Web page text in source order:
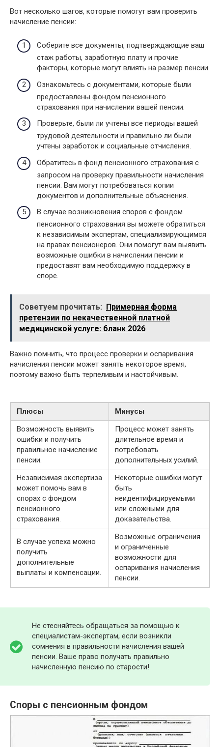
Вот несколько шагов, которые помогут вам проверить
начисление пенсии:
Соберите все документы, подтверждающие ваш
стаж работы, заработную плату и прочие
факторы, которые могут влиять на размер пенсии.
Ознакомьтесь с документами, которые были
предоставлены фондом пенсионного
страхования при начислении вашей пенсии.
Проверьте, были ли учтены все периоды вашей
трудовой деятельности и правильно ли были
учтены заработок и социальные отчисления.
Обратитесь в фонд пенсионного страхования с
запросом на проверку правильности начисления
пенсии. Вам могут потребоваться копии
документов и дополнительные объяснения.
В случае возникновения споров с фондом
пенсионного страхования вы можете обратиться
к независимым экспертам, специализирующимся
на правах пенсионеров. Они помогут вам выявить
возможные ошибки в начислении пенсии и
предоставят вам необходимую поддержку в
споре.
Советуем прочитать: Примерная форма
претензии по некачественной платной
медицинской услуге: бланк 2026
Важно помнить, что процесс проверки и оспаривания
начисления пенсии может занять некоторое время,
поэтому важно быть терпеливым и настойчивым.
Плюсы
Минусы
Возможность выявить
ошибки и получить
правильное начисление
пенсии.
Процесс может занять
длительное время и
потребовать
дополнительных усилий.
Независимая экспертиза
может помочь вам в
спорах с фондом
пенсионного
страхования.
Некоторые ошибки могут
быть
неидентифицируемыми
или сложными для
доказательства.
В случае успеха можно
получить
дополнительные
выплаты и компенсации.
Возможные ограничения
и ограниченные
возможности для
оспаривания начисления
пенсии.
Не стесняйтесь обращаться за помощью к
специалистам-экспертам, если возникли
сомнения в правильности начисления вашей
пенсии. Ваше право получать правильно
начисленную пенсию по старости!
Споры с пенсионным фондом